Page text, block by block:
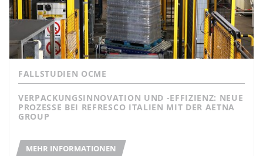
FALLSTUDIEN OCME
VERPACKUNGSINNOVATION UND -EFFIZIENZ: NEUE
PROZESSE BEI REFRESCO ITALIEN MIT DER AETNA
GROUP
MEHR INFORMATIONEN